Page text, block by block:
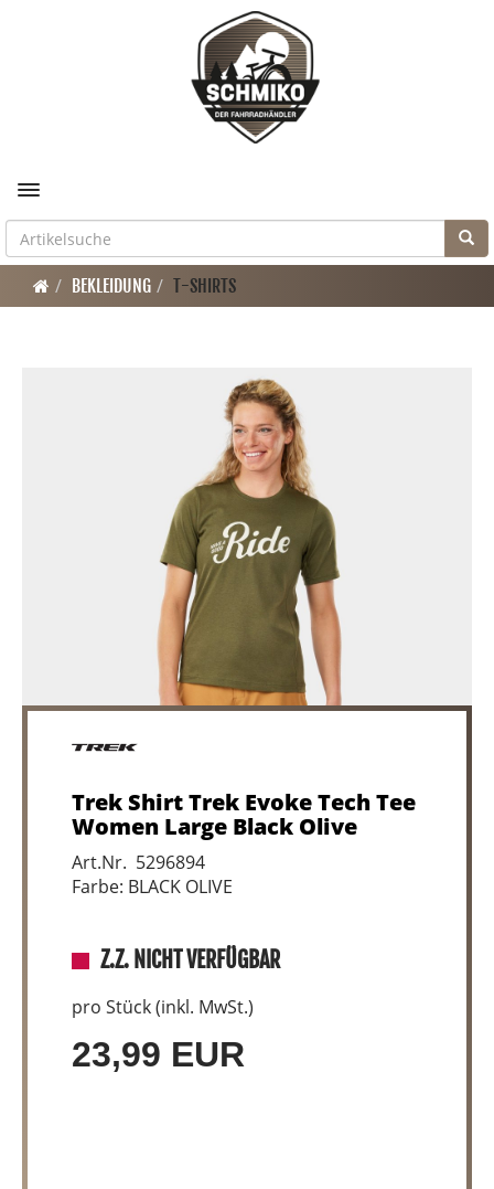
Toggle navigation
BEKLEIDUNG T-SHIRTS
Trek Shirt Trek Evoke Tech Tee
Women Large Black Olive
Art.Nr. 5296894
Farbe: BLACK OLIVE
Z.Z. NICHT VERFÜGBAR
pro Stück (inkl. MwSt.)
23,99 EUR